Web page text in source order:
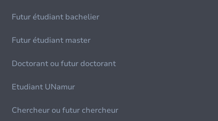
Futur étudiant bachelier
Futur étudiant master
Doctorant ou futur doctorant
Etudiant UNamur
Chercheur ou futur chercheur